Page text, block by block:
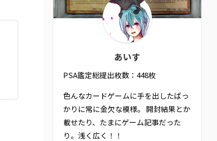
あいす
PSA鑑定総提出枚数：448枚
色んなカードゲームに手を出したばっ
かりに常に金欠な模様。 開封結果とか
載せたり、たまにゲーム記事だった
り。浅く広く！！